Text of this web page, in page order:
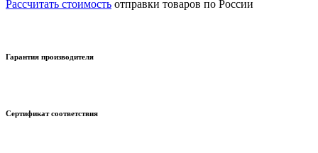
Рассчитать стоимость отправки товаров по России
Гарантия производителя
Сертификат соответствия